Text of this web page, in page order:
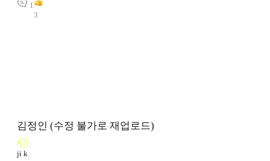
1
3
김정인 (수정 불가로 재업로드)
J
ji k